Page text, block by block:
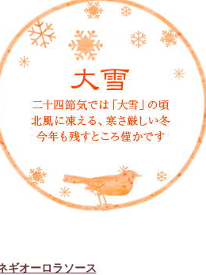
ギオーロラソース